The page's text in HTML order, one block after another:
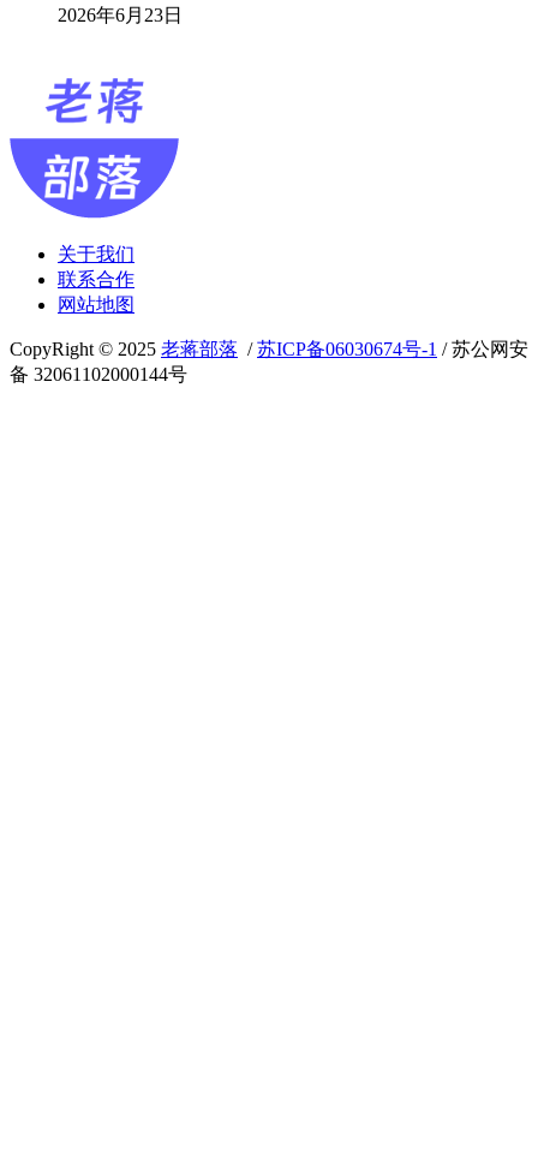
2026年6月23日
关于我们
联系合作
网站地图
CopyRight © 2025 老蒋部落 /苏ICP备06030674号-1 / 苏公网安
备 32061102000144号